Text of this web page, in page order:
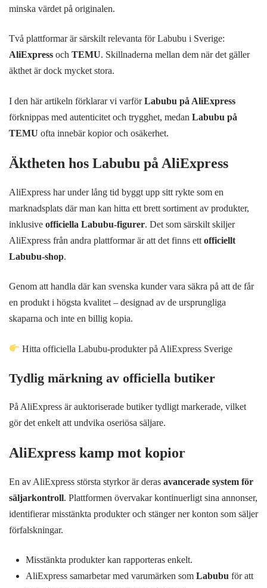
minska värdet på originalen.
Två plattformar är särskilt relevanta förLabubu i Sverige:
AliExpress och TEMU. Skillnaderna mellan dem när det gäller
äkthet är dock mycket stora.
I den här artikeln förklarar vi varförLabubu på AliExpress
förknippas med autenticitet och trygghet, medan Labubu på
TEMU ofta innebär kopior och osäkerhet.
Äktheten hos Labubu på AliExpress
AliExpress har under lång tid byggt upp sitt rykte som en
marknadsplats där man kan hitta ett brett sortiment av produkter,
inklusive officiella Labubu-figurer. Det som särskilt skiljer
AliExpress från andra plattformar är att det finns ett officiellt
Labubu-shop.
Genom att handla där kan svenska kunder vara säkra på att de får
en produkt i högsta kvalitet – designad av de ursprungliga
skaparna och inte en billig kopia.
Hitta officiella Labubu-produkter på AliExpress Sverige
Tydlig märkning av officiella butiker
På AliExpress är auktoriserade butiker tydligt markerade, vilket
gör det enkelt att undvika oseriösa säljare.
AliExpress kamp mot kopior
En av AliExpress största styrkor är deras avancerade system för
säljarkontroll. Plattformen övervakar kontinuerligt sina annonser,
identifierar misstänkta produkter och stänger ner konton som säljer
förfalskningar.
Misstänkta produkter kan rapporteras enkelt.
AliExpress samarbetar med varumärken somLabubu för att